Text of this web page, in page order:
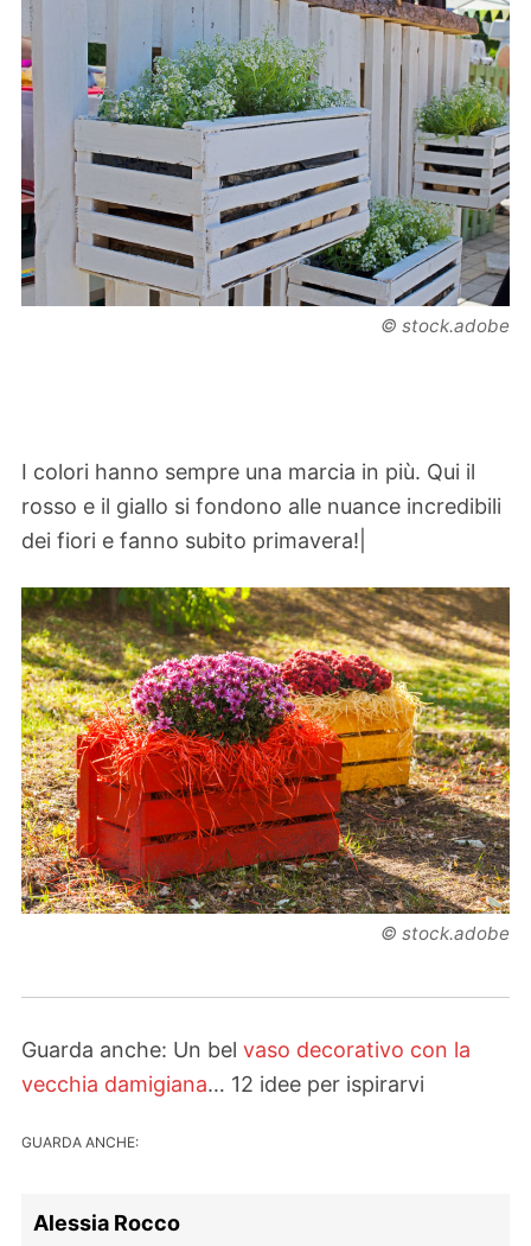
© stock.adobe
I colori hanno sempre una marcia in più. Qui il
rosso e il giallo si fondono alle nuance incredibili
dei fiori e fanno subito primavera!|
© stock.adobe
Guarda anche: Un bel vaso decorativo con la
vecchia damigiana… 12 idee per ispirarvi
GUARDA ANCHE:
Alessia Rocco